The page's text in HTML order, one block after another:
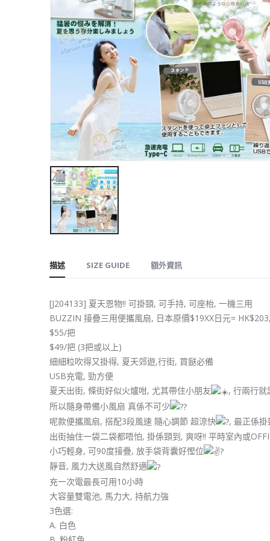
描述 SIZE GUIDE 額外資訊
[J204133] 夏天恩物!! 可掛頸, 可手持, 可座枱, 一機三用
BUZZIN 接疊三用便攜風扇, 日本原價$19XX日元=
$55/把
$49/把 (3把或以上)
細細粒吹得又掛得, 夏天郊遊,行街, 買餸必備
USB充電, 勁方便
夏天出街, 條街好似火爐咁, 尤其帶住小朋友
, 行兩行就
所以隨身帶備小風扇 真係不可少
呢款便攜風扇, 搭配3段風速 隨心調節 超涼快
, 最正係
出街抽住一袋二袋都唔怕, 掛係頸到, 爽呀!! 平時室內或
小巧輕身, 可90度接疊, 放手袋背囊好慳位
靜音, 風力大送風自然舒適
充一次電最長可用10小時
大容量雙電池, 馬力大, 持航力強
3色選:
A. 白色